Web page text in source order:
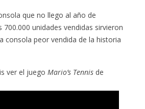
que no llego al año de
700.000 unidades vendidas sirvieron
consola peor vendida de la historia
ver el juego Mario’s Tennis de